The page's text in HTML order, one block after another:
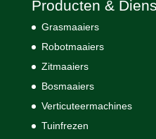
Producten &
Grasmaaiers
Robotmaaiers
Zitmaaiers
Bosmaaiers
Verticuteermachines
Tuinfrezen